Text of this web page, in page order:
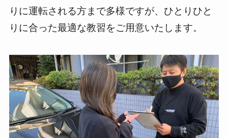
りに運転される方まで多様ですが、ひとりひと
りに合った最適な教習をご用意いたします。